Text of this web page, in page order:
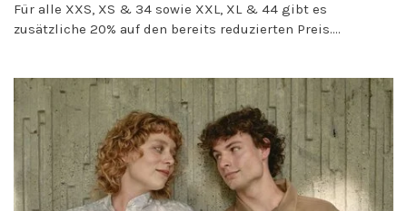
Für alle XXS, XS & 34 sowie XXL, XL & 44 gibt es
zusätzliche 20% auf den bereits reduzierten Preis....